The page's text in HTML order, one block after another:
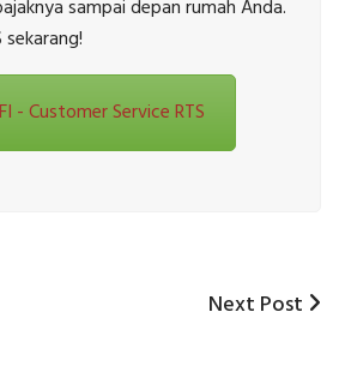
sampai depan rumah Anda.
- Customer Service RTS
Next
Next Post